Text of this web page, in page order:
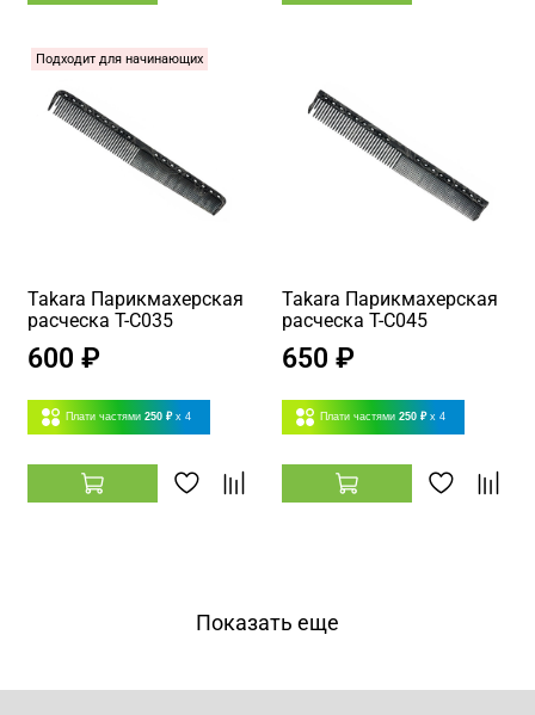
Подходит для начинающих
Takara Парикмахерская
расческа T-C035
600 ₽
Плати частями 250 ₽ x 4
Takara Парикмахерская
расческа T-C045
650 ₽
Плати частями 250 ₽ x 4
Показать еще